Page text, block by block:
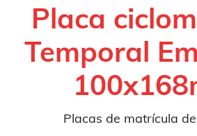
Placa
Temporal
Placas de matrícula